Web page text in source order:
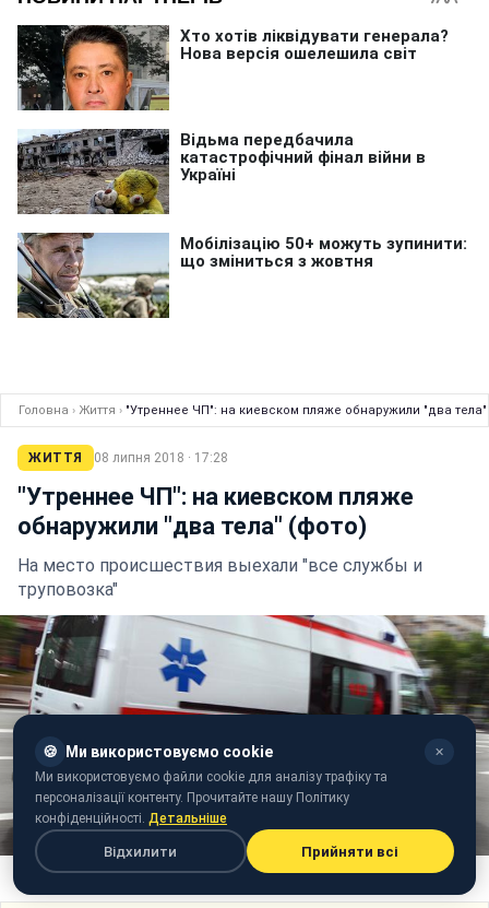
Головна › Життя › "Утреннее ЧП": на киевском пляже обнаружили "два
ЖИТТЯ 08 липня 2018 · 17:28
"Утреннее ЧП": на киевском пляже
обнаружили "два тела" (фото)
На место происшествия выехали "все службы и
труповозка"
Иллюстративное фото: скорая помощь (РБК-Украина)
🍪 Ми використовуємо cookie ✕
Ми використовуємо файли cookie для аналізу трафіку та
персоналізації контенту. Прочитайте нашу Політику
конфіденційності. Детальніше
Відхилити Прийняти всі